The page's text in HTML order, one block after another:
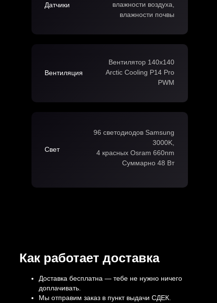
Датчики
Свет
96 светодиодов Samsung
3000K,
4 красных Osram 660nm
Суммарно 48 Вт
влажности воздуха,
влажности почвы
Вентиляция
Вентилятор 140x140
Arctic Cooling P14 Pro
PWM
Как работает доставка
Доставка бесплатна — тебе не нужно ничего
доплачивать.
Мы отправим заказ в пункт выдачи СДЕК.